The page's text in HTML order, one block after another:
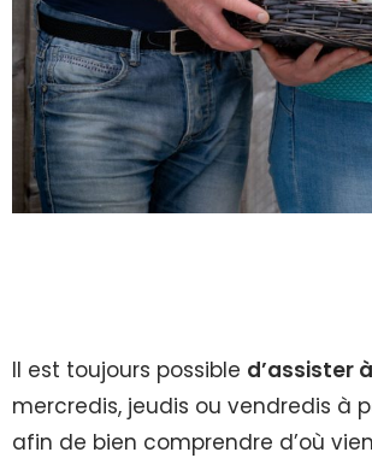
Il est toujours possible d’assister
mercredis, jeudis ou vendredis à
afin de bien comprendre d’où